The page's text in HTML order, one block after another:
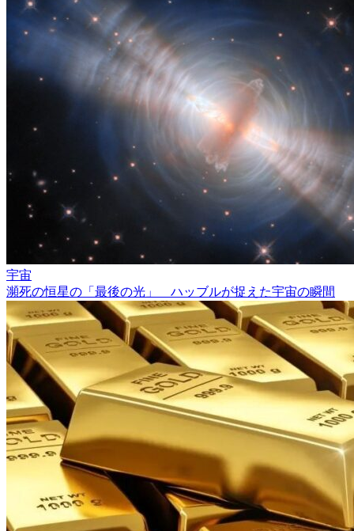
宇宙
瀕死の恒星の「最後の光」 ハッブルが捉えた宇宙の瞬間